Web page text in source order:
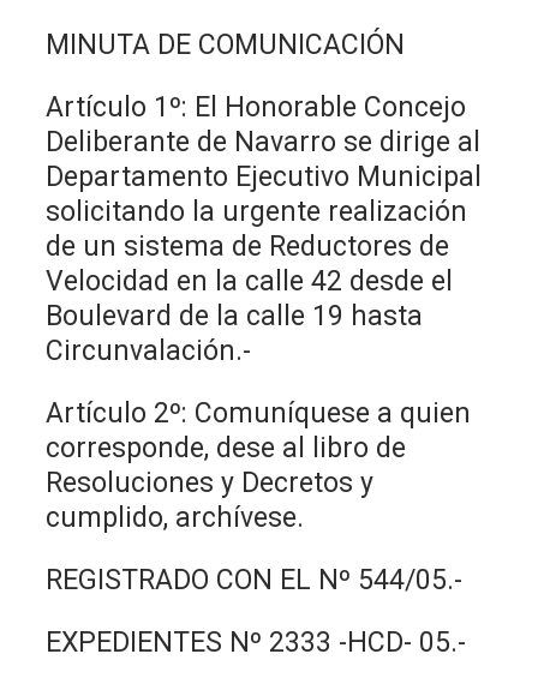
MINUTA DE COMUNICACIÓN
Artículo 1º: El Honorable Concejo
Deliberante de Navarro se dirige al
Departamento Ejecutivo Municipal
solicitando la urgente realización
de un sistema de Reductores de
Velocidad en la calle 42 desde el
Boulevard de la calle 19 hasta
Circunvalación.-
Artículo 2º: Comuníquese a quien
corresponde, dese al libro de
Resoluciones y Decretos y
cumplido, archívese.
REGISTRADO CON EL Nº 544/05.-
EXPEDIENTES Nº 2333 -HCD- 05.-